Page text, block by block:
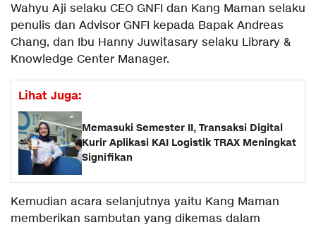
Wahyu Aji selaku CEO GNFI dan Kang Maman selaku
penulis dan Advisor GNFI kepada Bapak Andreas
Chang, dan Ibu Hanny Juwitasary selaku Library &
Knowledge Center Manager.
Lihat Juga:
Memasuki Semester II, Transaksi Digital
Kurir Aplikasi KAI Logistik TRAX Meningkat
Signifikan
Kemudian acara selanjutnya yaitu Kang Maman
memberikan sambutan yang dikemas dalam